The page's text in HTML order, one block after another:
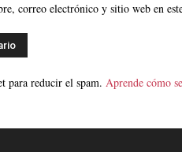
correo electrónico y sitio web en
para reducir el spam. Aprende cómo